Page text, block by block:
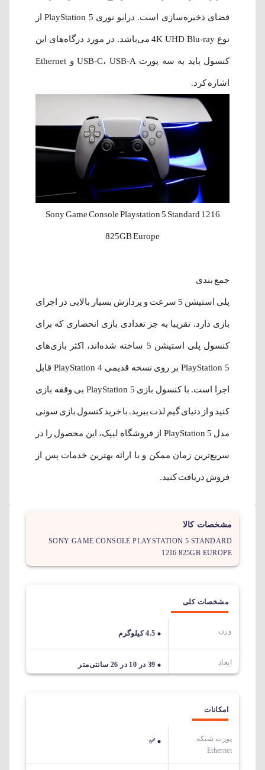
فضای ذخیره‌سازی است. درایو نوری PlayStation 5 از
نوع 4K UHD Blu-ray می‌باشد. در مورد درگاه‌های این
کنسول باید به سه پورت USB-C، USB-A و Ethernet
اشاره کرد.
Sony Game Console Playstation 5 Standard 1216
825GB Europe
جمع بندی
پلی استیشن 5 سرعت و پردازش بسیار بالایی در اجرای
بازی دارد. تقریبا به جز تعدادی بازی انحصاری که برای
کنسول پلی استیشن 5 ساخته شده‌اند، اکثر بازی‌های
PlayStation 5 بر روی نسخه قدیمی PlayStation 4 قابل
اجرا است. با کنسول بازی PlayStation 5 بی وقفه بازی
کنید و از دنیای گیم لذت ببرید. با خرید کنسول بازی سونی
مدل PlayStation 5 از فروشگاه لیپک، این محصول را در
سریع‌ترین زمان ممکن و با ارائه بهترین خدمات پس از
فروش دریافت کنید.
مشخصات کالا
SONY GAME CONSOLE PLAYSTATION 5 STANDARD
1216 825GB EUROPE
مشخصات کلی
وزن 4.5 کیلوگرم
ابعاد 39 در 10 در 26 سانتی‌متر
امکانات
پورت شبکه
Ethernet
✅